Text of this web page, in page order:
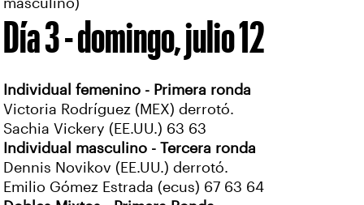
masculino)
Día 3 - domingo, julio 12
Individual femenino - Primera ronda
Victoria Rodríguez (MEX) derrotó.
Sachia Vickery (EE.UU.) 63 63
Individual masculino - Tercera ronda
Dennis Novikov (EE.UU.) derrotó.
Emilio Gómez Estrada (ecus) 67 63 64